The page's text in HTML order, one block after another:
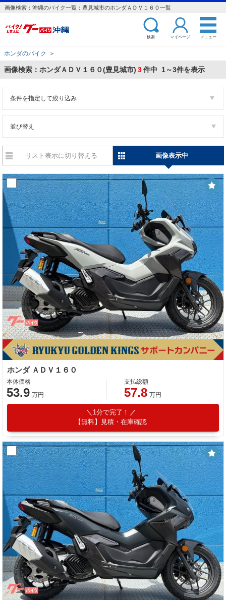
画像検索：沖縄のバイク一覧：豊見城市のホンダＡＤＶ１６０一覧
検索 マイページ メニュー
ホンダのバイク ＞
画像検索：ホンダＡＤＶ１６０(豊見城市) 3件中 1～3件を表示
条件を指定して絞り込み
並び替え
リスト表示に切り替える 画像表示中
ホンダ ＡＤＶ１６０
本体価格
53.9 万円
支払総額
57.8 万円
1分で完了！
【無料】見積・在庫確認